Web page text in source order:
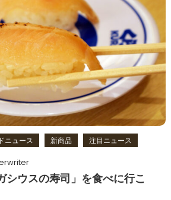
ニュース 新商品 注目ニュース
シウスの寿司」を食べに行こ